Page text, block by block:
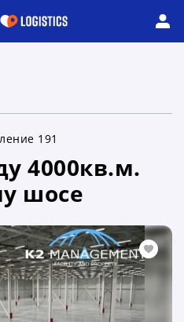
191
4000кв.м.
шосе